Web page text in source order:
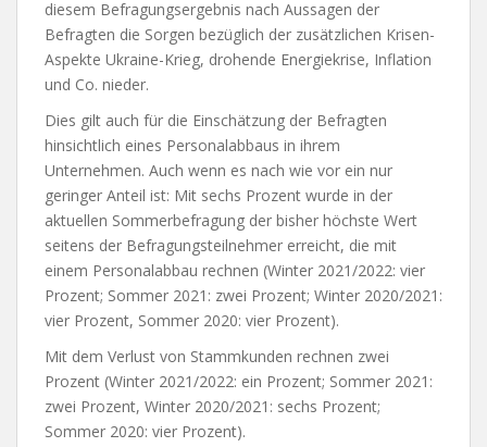
diesem Befragungsergebnis nach Aussagen der
Befragten die Sorgen bezüglich der zusätzlichen Krisen-
Aspekte Ukraine-Krieg, drohende Energiekrise, Inflation
und Co. nieder.
Dies gilt auch für die Einschätzung der Befragten
hinsichtlich eines Personalabbaus in ihrem
Unternehmen. Auch wenn es nach wie vor ein nur
geringer Anteil ist: Mit sechs Prozent wurde in der
aktuellen Sommerbefragung der bisher höchste Wert
seitens der Befragungsteilnehmer erreicht, die mit
einem Personalabbau rechnen (Winter 2021/2022: vier
Prozent; Sommer 2021: zwei Prozent; Winter 2020/2021:
vier Prozent, Sommer 2020: vier Prozent).
Mit dem Verlust von Stammkunden rechnen zwei
Prozent (Winter 2021/2022: ein Prozent; Sommer 2021:
zwei Prozent, Winter 2020/2021: sechs Prozent;
Sommer 2020: vier Prozent).